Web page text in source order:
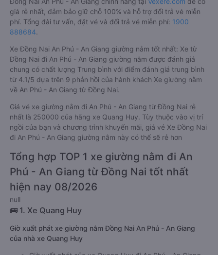
giường nằm tuyến An Phú - An Giang - Đồng Nai có mức giá
dao động từ 250000 đồng - 250000 đồng. Trong đó, nhà xe
Quang Huy có giá vé rẻ nhất, chỉ 250000 đồng. Đặt vé xe
Đồng Nai An Phú - An Giang chính hãng tại
giá rẻ nhất, đảm bảo giữ chỗ 100% và hỗ trợ đổi trả vé miễn
phí. Tổng đài tư vấn, đặt vé và đổi trả vé miễn phí:1900
888684.
Xe Đồng Nai An Phú - An Giang giường nằm tốt nhất: Xe từ
Đồng Nai đi An Phú - An Giang giường nằm được đánh giá
chung có chất lượng Trung bình với điểm đánh giá trung bình
từ 4.1/5 dựa trên 9 phản hồi của hành khách Xe giường nằm
về An Phú - An Giang từ Đồng Nai.
Giá vé xe giường nằm đi An Phú - An Giang từ Đồng Nai rẻ
nhất là 250000 của hãng xe Quang Huy. Tùy thuộc vào vị trí
ngồi của bạn và chương trình khuyến mãi, giá vé Xe Đồng Nai
đi An Phú - An Giang giường nằm này có thể sẽ rẻ hơn
Tổng hợp TOP 1 xe giường nằm đi An
Phú - An Giang từ Đồng Nai tốt nhất
hiện nay 08/2026
null
🚌 1. Xe Quang Huy